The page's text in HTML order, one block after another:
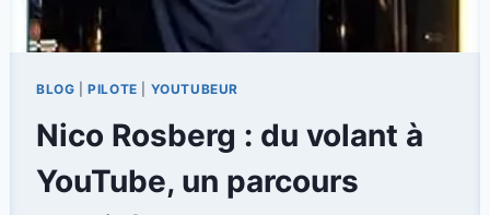
BLOG |PILOTE YOUTUBEUR
Nico Rosberg : du volant à
YouTube, un parcours